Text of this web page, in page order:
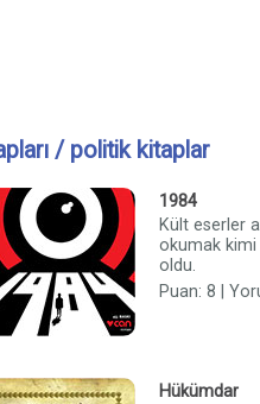
/ politik kitaplar
1984
Kült eserler
okumak kimi
oldu.
Puan: 8 |
Hükümdar